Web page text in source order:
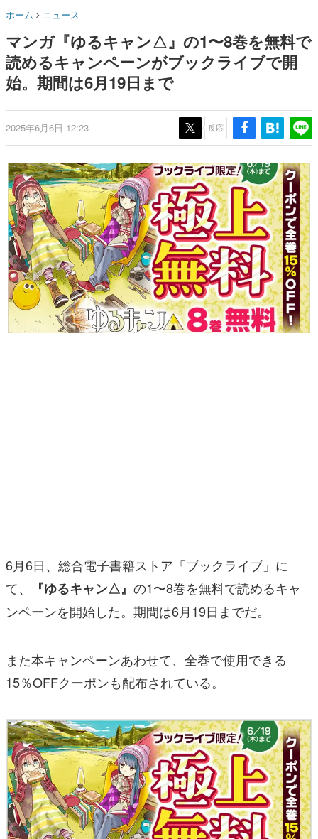
名作ゲームクリエイターの方々に製作時のエピソードをお
きます。
赫本
この物語を解いてはいけない。『赫本』は、〈試験問題〉
の形をした短編ホラー小説集です。
これからのデジタルゲーム市場を担う若きクリエイター達
の姿を追い、彼らのルーツと情熱を探っていきます。
ゲーム世代の作家たち
ゲームに多大な影響を受けた作家さんに取材し、ゲームが
日本のコンテンツ産業やカルチャーに与えた影響を探る企
画です。
日本モバイルゲーム産業史
日本のモバイルゲーム史における主要なトピック・タイト
ルを網羅するほか、開発者へのインタビューや識者による
解説を掲載。約20年の歴史が一望できる決定版！
若ゲのいたり〜ゲームクリエイターの青春〜
『うつヌケ』『ペンと箸』等で知られるマンガ家・田中圭
一先生によるゲーム業界レポートマンガです。
女性向け
アプリレビュー
その他
電ファミニコゲーマーとは？
運営：株式会社マレ
「ラクーンシティ総合病院」へ
ホーム ニュース
マンガ『ゆるキャン△』の1〜8巻を無料で
読めるキャンペーンがブックライブで開
始。期間は6月19日まで
2025年6月6日 12:23 反応
6月6日、総合電子書籍ストア「ブックライブ」に
て、
『ゆるキャン△』 の1〜8巻を無料で読めるキャ
ンペーンを開始した。期間は6月19日までだ。
また本キャンペーンあわせて、全巻で使用できる
15％OFFクーポンも配布されている。